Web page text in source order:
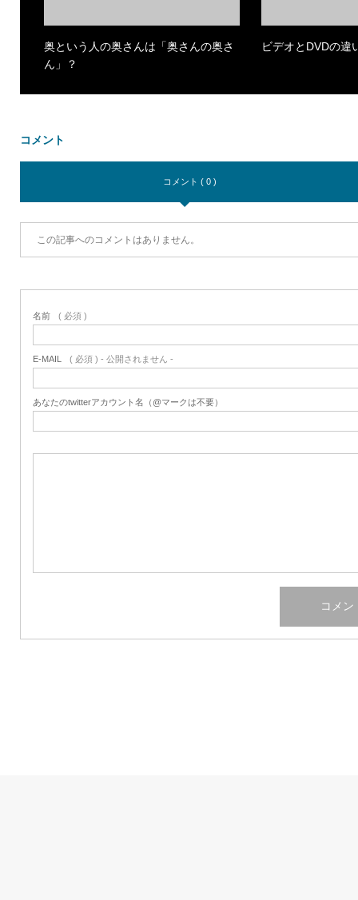
奥という人の奥さんは「奥さんの奥さ
ん」？
ビデオとDVDの違
コメント
コメント ( 0 )
この記事へのコメントはありません。
名前 ( 必須 )
E-MAIL ( 必須 ) - 公開されません -
あなたのtwitterアカウント名（@マークは不要）